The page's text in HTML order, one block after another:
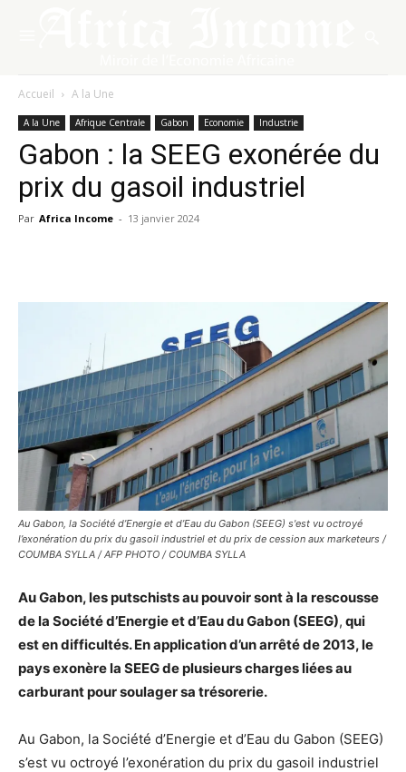
Accueil A la Une
A la Une Afrique Centrale Gabon Economie Industrie
Gabon : la SEEG exonérée du
prix du gasoil industriel
Par Africa Income - 13 janvier 2024
Au Gabon, la Société d’Energie et d’Eau du Gabon (SEEG) s'est vu octroyé
l’exonération du prix du gasoil industriel et du prix de cession aux marketeurs /
COUMBA SYLLA / AFP PHOTO / COUMBA SYLLA
Au Gabon, les putschists au pouvoir sont à la rescousse
de la Société d’Energie et d’Eau du Gabon (SEEG), qui
est en difficultés. En application d’un arrêté de 2013, le
pays exonère la SEEG de plusieurs charges liées au
carburant pour soulager sa trésorerie.
Au Gabon, la Société d’Energie et d’Eau du Gabon (SEEG)
s’est vu octroyé l’exonération du prix du gasoil industriel